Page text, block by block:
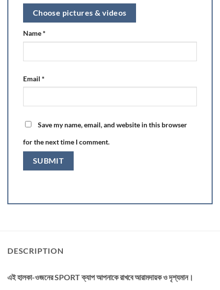
Choose pictures & videos
Name*
Email *
Save my name, email, and website in this browser
for the next time I comment.
DESCRIPTION
এই হালকা-ওজনেরSPORT ক্যাপআপনাকে রাখবে আরামদায়ক ও দৃশ্যমান।